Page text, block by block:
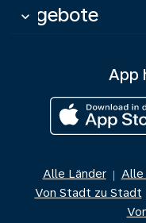
Angebote
keyboard_arrow_down
App
Alle Länder | Alle
Von Stadt zu Stadt